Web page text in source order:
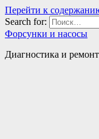
Перейти к
Search for:
Форсунки и насосы
Диагностика и